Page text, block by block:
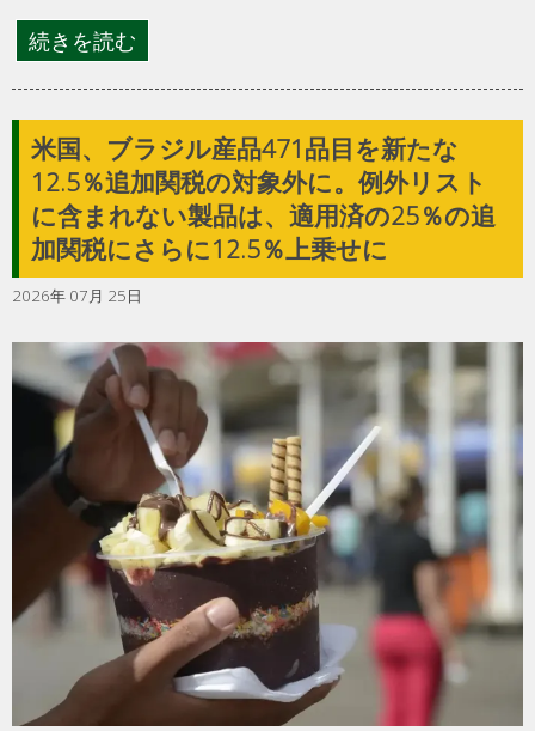
続きを読む
米国、ブラジル産品471品目を新たな
12.5％追加関税の対象外に。例外リスト
に含まれない製品は、適用済の25％の追
加関税にさらに12.5％上乗せに
2026年 07月 25日